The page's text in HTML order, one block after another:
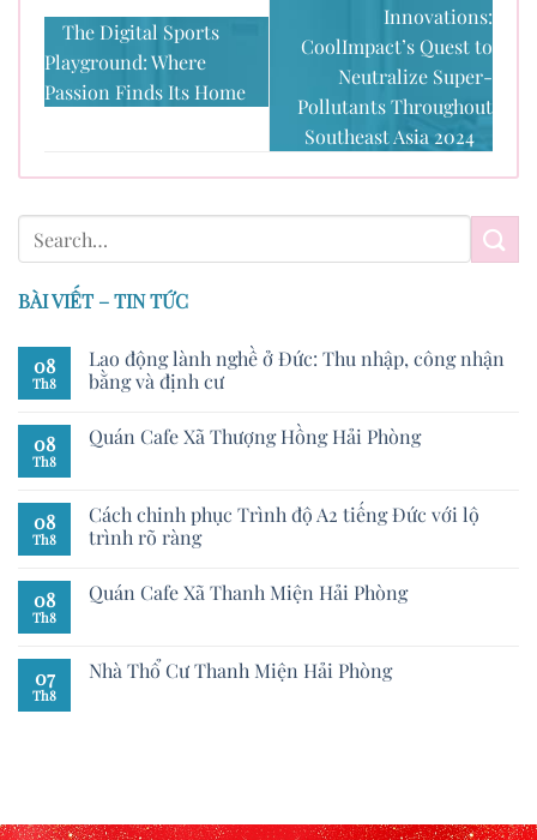
The Digital Sports
Playground: Where
Passion Finds Its Home
Innovations:
CoolImpact’s Quest to
Neutralize Super-
Pollutants Throughout
Southeast Asia 2024
BÀI VIẾT – TIN TỨC
08
Th8
Lao động lành nghề ở Đức: Thu nhập, công nhận
bằng và định cư
08
Th8
Quán Cafe Xã Thượng Hồng Hải Phòng
08
Th8
Cách chinh phục Trình độ A2 tiếng Đức với lộ
trình rõ ràng
08
Th8
Quán Cafe Xã Thanh Miện Hải Phòng
07
Th8
Nhà Thổ Cư Thanh Miện Hải Phòng